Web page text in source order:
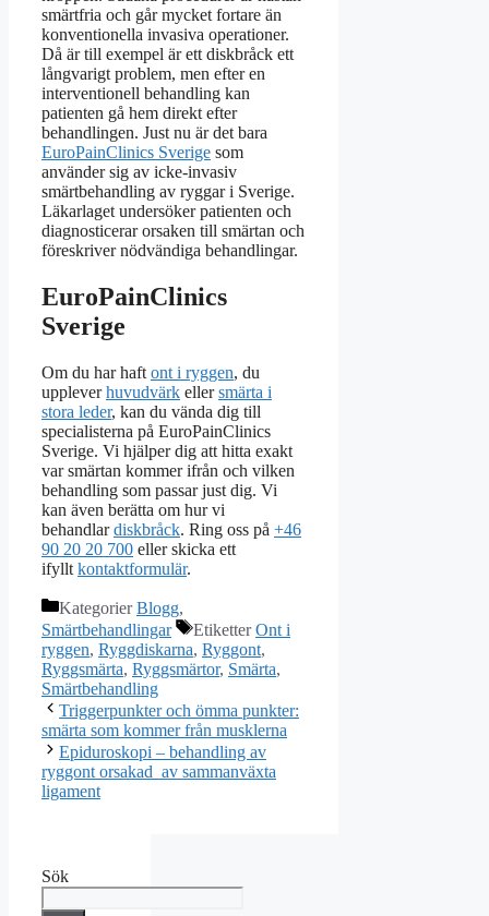
smärtfria och går mycket fortare än
konventionella invasiva operationer.
Då är till exempel är ett diskbråck ett
långvarigt problem, men efter en
interventionell behandling kan
patienten gå hem direkt efter
behandlingen. Just nu är det bara
EuroPainClinics Sverige som
använder sig av icke-invasiv
smärtbehandling av ryggar i Sverige.
Läkarlaget undersöker patienten och
diagnosticerar orsaken till smärtan och
föreskriver nödvändiga behandlingar.
EuroPainClinics
Sverige
Om du har haft ont i ryggen, du
uppleverhuvudvärk ellersmärta i
stora leder, kan du vända dig till
specialisterna på EuroPainClinics
Sverige. Vi hjälper dig att hitta exakt
var smärtan kommer ifrån och vilken
behandling som passar just dig. Vi
kan även berätta om hur vi
behandlardiskbråck. Ring oss på +46
90 20 20 700 eller skicka ett
ifyllt kontaktformulär.
KategorierBlogg,
Smärtbehandlingar
EtiketterOnt i
ryggen, Ryggdiskarna, Ryggont,
Ryggsmärta, Ryggsmärtor, Smärta,
Smärtbehandling
Triggerpunkter och ömma punkter:
smärta som kommer från musklerna
Epiduroskopi – behandling av
ryggont orsakad av sammanväxta
ligament
Sök